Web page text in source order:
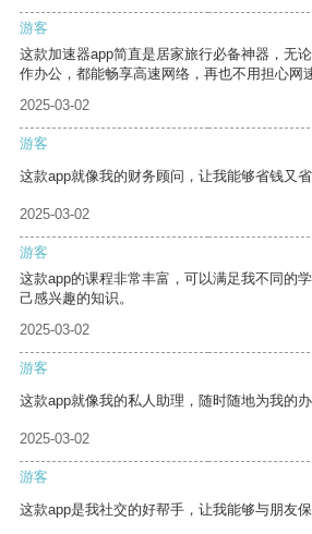
游客
这款加速器app简直是居家旅行必备神器，无
作办公，都能畅享高速网络，再也不用担心网
2025-03-02
游客
这款app就像我的财务顾问，让我能够省钱又省
2025-03-02
游客
这款app的课程非常丰富，可以满足我不同的
己感兴趣的知识。
2025-03-02
游客
这款app就像我的私人助理，随时随地为我的办
2025-03-02
游客
这款app是我社交的好帮手，让我能够与朋友